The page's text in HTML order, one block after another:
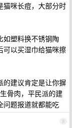
猫咪长痘，大部分时
如塑料换不锈钢陶
可以买湿巾给猫咪擦
的建议肯定是让你摒
骨肉，平民派的建
问题报道就都能吃
8